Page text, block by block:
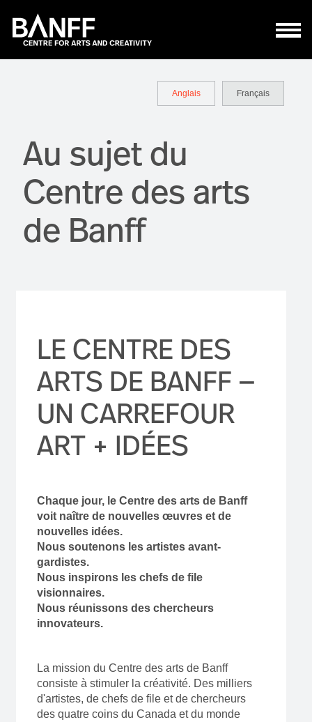
Anglais Français
Au sujet du
Centre des arts
de Banff
LE CENTRE DES
ARTS DE BANFF —
UN CARREFOUR
ART + IDÉES
Chaque jour, le Centre des arts de Banff
voit naître de nouvelles œuvres et de
nouvelles idées.
Nous soutenons les artistes avant-
gardistes.
Nous inspirons les chefs de file
visionnaires.
Nous réunissons des chercheurs
innovateurs.
La mission du Centre des arts de Banff
consiste à stimuler la créativité. Des milliers
d'artistes, de chefs de file et de chercheurs
des quatre coins du Canada et du monde